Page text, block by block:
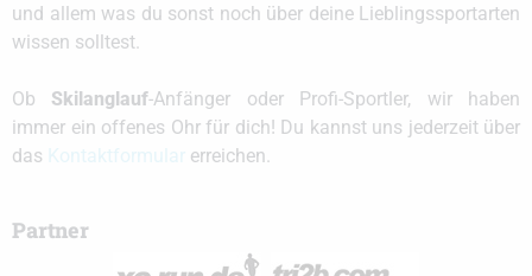
und allem was du sonst noch über deine Lieblingssportarten
wissen solltest.
Ob Skilanglauf-Anfänger oder Profi-Sportler, wir haben
immer ein offenes Ohr für dich! Du kannst uns jederzeit über
das
erreichen.
Partner